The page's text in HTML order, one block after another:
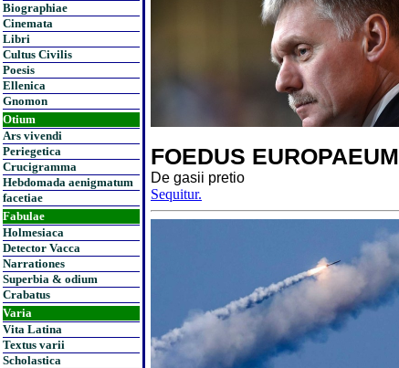
Biographiae
Cinemata
Libri
Cultus Civilis
Poesis
Ellenica
Gnomon
Otium
Ars vivendi
Periegetica
Crucigramma
Hebdomada aenigmatum
facetiae
Fabulae
Holmesiaca
Detector Vacca
Narrationes
Superbia & odium
Crabatus
Varia
Vita Latina
Textus varii
Scholastica
FOEDUS EUROPAEUM
De gasii pretio
Sequitur.